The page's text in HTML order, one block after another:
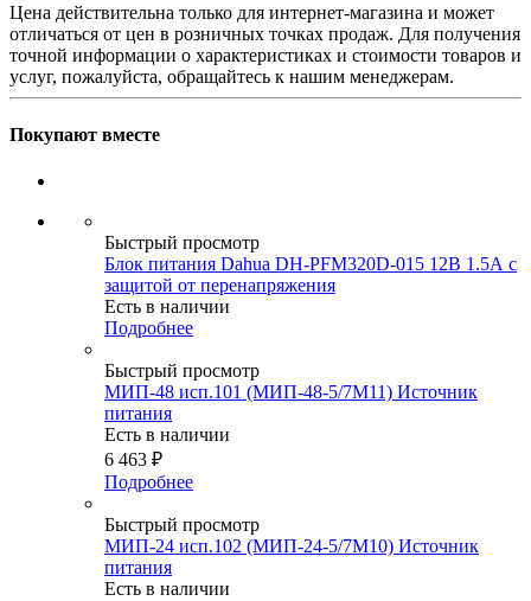
Цена действительна только для интернет-магазина и может
отличаться от цен в розничных точках продаж. Для получения
точной информации о характеристиках и стоимости товаров и
услуг, пожалуйста, обращайтесь к нашим менеджерам.
Покупают вместе
Быстрый просмотр
Блок питания Dahua DH-PFM320D-015 12В 1.5А с
защитой от перенапряжения
Есть в наличии
Подробнее
Быстрый просмотр
МИП-48 исп.101 (МИП-48-5/7М11) Источник
питания
Есть в наличии
6 463 ₽
Подробнее
Быстрый просмотр
МИП-24 исп.102 (МИП-24-5/7М10) Источник
питания
Есть в наличии